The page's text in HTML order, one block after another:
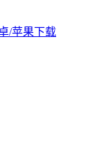
/苹果下载